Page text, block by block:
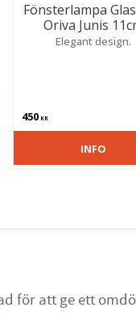
till i favoriter
Fönsterlampa
Oriva Junis
Elegant design.
450 KR
INFO